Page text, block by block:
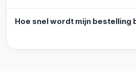
Hoe snel wordt mijn bestelling